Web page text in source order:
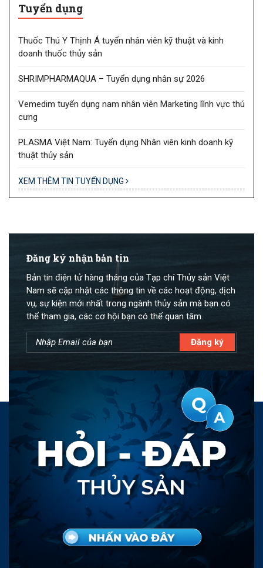
Tuyển dụng
Thuốc Thú Y Thịnh Á tuyển nhân viên kỹ thuật và kinh
doanh thuốc thủy sản
SHRIMPHARMAQUA – Tuyển dụng nhân sự 2026
Vemedim tuyển dụng nam nhân viên Marketing lĩnh vực thú
cưng
PLASMA Việt Nam: Tuyển dụng Nhân viên kinh doanh kỹ
thuật thủy sản
XEM THÊM TIN TUYỂN DỤNG
Đăng ký nhận bản tin
Bản tin điện tử hàng tháng của Tạp chí Thủy sản Việt
Nam sẽ cập nhật các thông tin về các hoạt động, dịch
vụ, sự kiện mới nhất trong ngành thủy sản mà bạn có
thể tham gia, các cơ hội bạn có thể quan tâm.